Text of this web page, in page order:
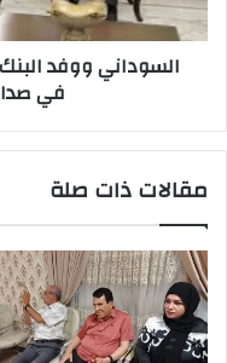
في
صدارة
مجالاتالسوداني ووفد
في
مقالات ذات صلة